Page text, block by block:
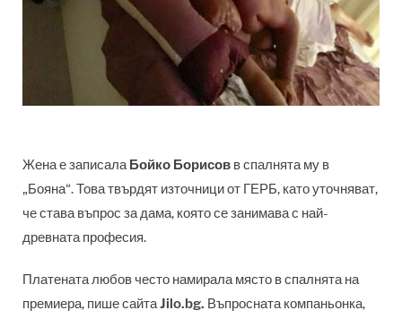
Жена е записала Бойко Борисов в спалнята му в
„Бояна“. Това твърдят източници от ГЕРБ, като уточняват,
че става въпрос за дама, която се занимава с най-
древната професия.
Платената любов често намирала място в спалнята на
премиера, пише сайтаJilo.bg. Въпросната компаньонка,